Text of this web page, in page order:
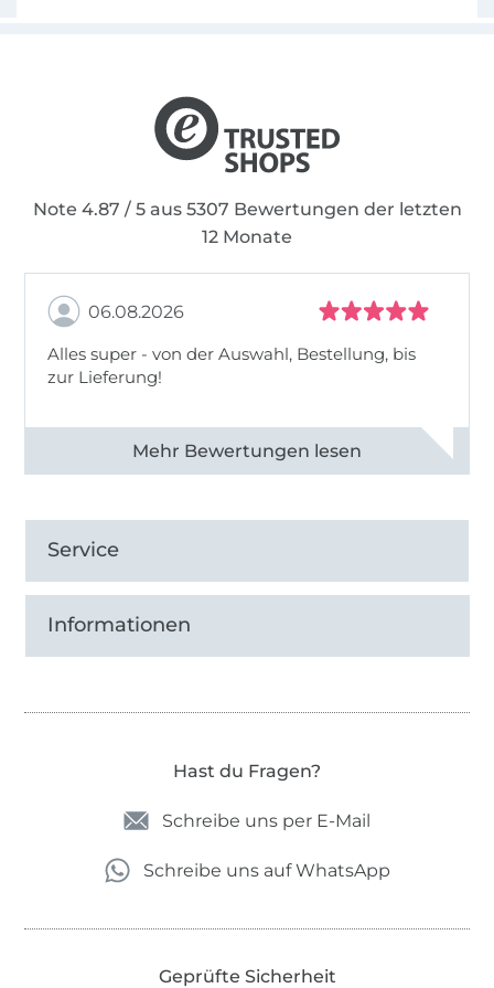
Note 4.87 / 5 aus 5307 Bewertungen der letzten
12 Monate
06.08.2026
Alles super - von der Auswahl, Bestellung, bis
zur Lieferung!
Alle 82968 Bewertungen ansehen
Service
Informationen
Hast du Fragen?
Schreibe uns per E-Mail
Schreibe uns auf WhatsApp
Geprüfte Sicherheit